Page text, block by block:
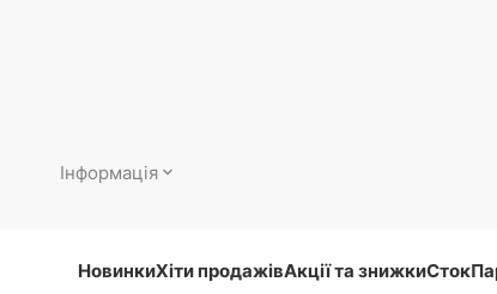
Інформація
НовинкиХіти продажівАкції та знижкиСток